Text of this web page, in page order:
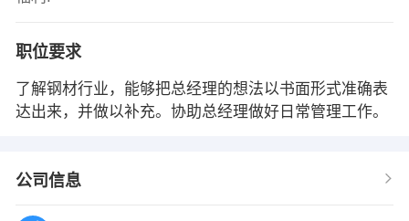
职位要求
了解钢材行业，能够把总经理的想法以书面形式准确表
达出来，并做以补充。协助总经理做好日常管理工作。
公司信息